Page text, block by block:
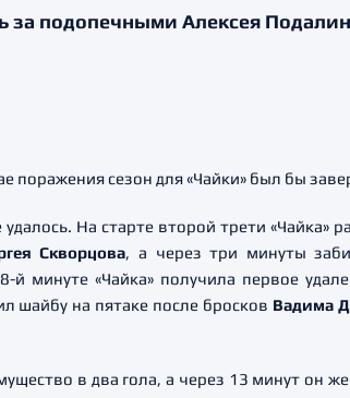
за подопечными Алексея
поражения сезон для «Чайки» был бы
На старте второй трети «Чайка»
Скворцова, а через три минуты
минуте «Чайка» получила первое
шайбу на пятаке после бросков Вадима
в два гола, а через 13 минут он